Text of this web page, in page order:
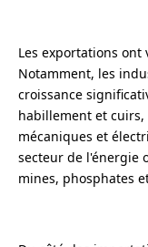
Les exportations ont
Notamment, les
croissance
habillement et
mécaniques et
secteur de l'énergie
mines, phosphates